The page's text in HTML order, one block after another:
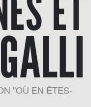
"OÙ EN ÊTES-